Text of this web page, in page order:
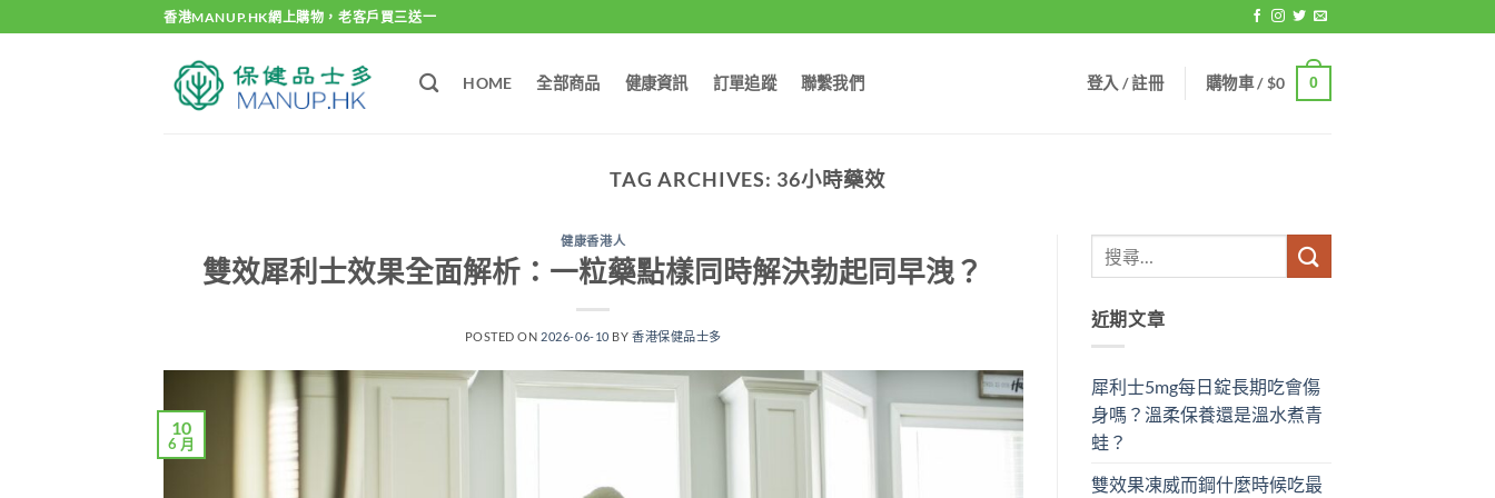
to
香港MANUP.HK網上購物，老客戶買三送一
HOME 全部商品 健康資訊 訂單追蹤 聯繫我們 登入 / 註冊 購物車 /$0 0
TAG ARCHIVES: 36小時藥效
健康香港人
雙效犀利士效果全面解析：一粒藥點樣同時解決勃起同早洩？
POSTED ON 2026-06-10 BY香港保健品士多
10
6 月
近期文章
犀利士5mg每日錠長期吃會傷
身嗎？溫柔保養還是溫水煮青
蛙？
雙效果凍威而鋼什麼時候吃最